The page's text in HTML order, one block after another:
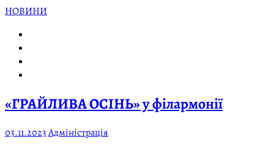
НОВИНИ
«ГРАЙЛИВА ОСІНЬ» у філармонії
03.11.2023Адміністрація